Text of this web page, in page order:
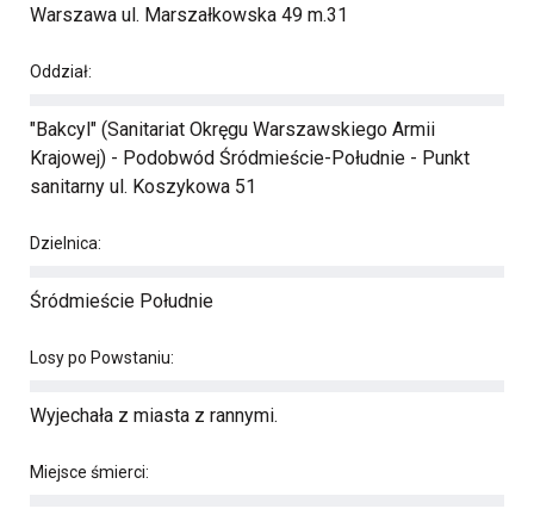
Warszawa ul. Marszałkowska 49 m.31
Oddział:
"Bakcyl" (Sanitariat Okręgu Warszawskiego Armii
Krajowej) - Podobwód Śródmieście-Południe - Punkt
sanitarny ul. Koszykowa 51
Dzielnica:
Śródmieście Południe
Losy po Powstaniu:
Wyjechała z miasta z rannymi.
Miejsce śmierci: